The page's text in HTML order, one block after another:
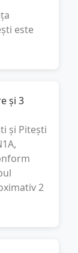
este
și 3
și Pitești
2